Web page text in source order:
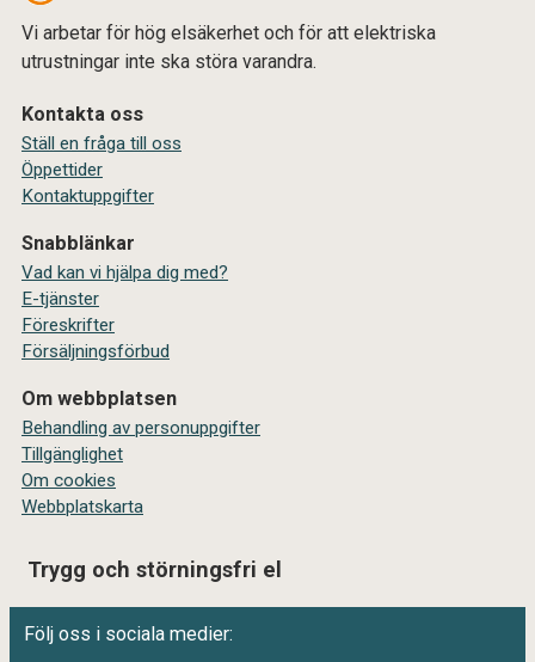
Vi arbetar för hög elsäkerhet och för att elektriska
utrustningar inte ska störa varandra.
Kontakta oss
Ställ en fråga till oss
Öppettider
Kontaktuppgifter
Snabblänkar
Vad kan vi hjälpa dig med?
E-tjänster
Föreskrifter
Försäljningsförbud
Om webbplatsen
Behandling av personuppgifter
Tillgänglighet
Om cookies
Webbplatskarta
Trygg och störningsfri el
Följ oss i sociala medier: